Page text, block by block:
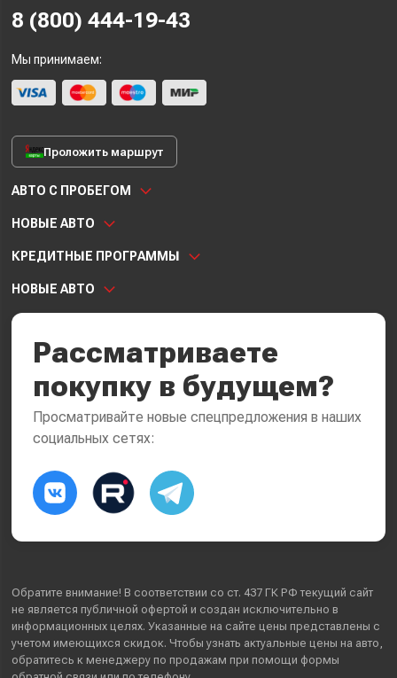
8 (800) 444-19-43
Мы принимаем:
Проложить маршрут
АВТО С ПРОБЕГОМ
НОВЫЕ АВТО
КРЕДИТНЫЕ ПРОГРАММЫ
НОВЫЕ АВТО
Рассматриваете
покупку в будущем?
Просматривайте новые спецпредложения в наших
социальных сетях:
Обратите внимание! В соответствии со ст. 437 ГК РФ текущий сайт
не является публичной офертой и создан исключительно в
информационных целях. Указанные на сайте цены представлены с
учетом имеющихся скидок. Чтобы узнать актуальные цены на авто,
обратитесь к менеджеру по продажам при помощи формы